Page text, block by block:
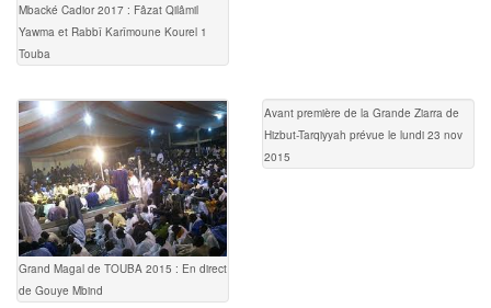
Mbacké Cadior 2017 : Fâzat Qilâmil
Yawma et Rabbî Karîmoune Kourel 1
Touba
Grand Magal de TOUBA 2015 : En direct
de Gouye Mbind
Avant première de la Grande Ziarra de
Hizbut-Tarqiyyah prévue le lundi 23 nov
2015